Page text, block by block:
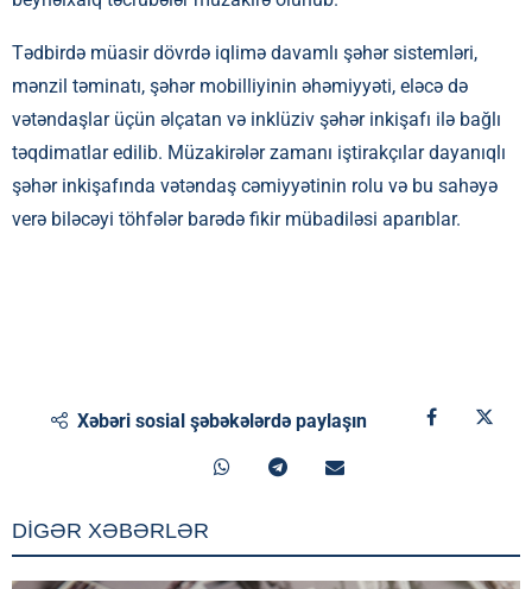
Tədbirdə müasir dövrdə iqlimə davamlı şəhər sistemləri,
mənzil təminatı, şəhər mobilliyinin əhəmiyyəti, eləcə də
vətəndaşlar üçün əlçatan və inklüziv şəhər inkişafı ilə bağlı
təqdimatlar edilib. Müzakirələr zamanı iştirakçılar dayanıqlı
şəhər inkişafında vətəndaş cəmiyyətinin rolu və bu sahəyə
verə biləcəyi töhfələr barədə fikir mübadiləsi aparıblar.
Xəbəri sosial şəbəkələrdə paylaşın
DİGƏR XƏBƏRLƏR